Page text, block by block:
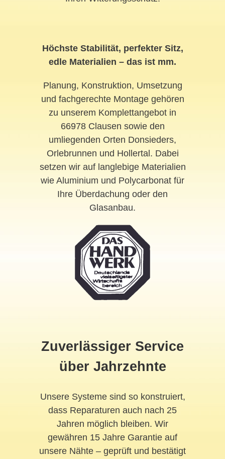
Höchste Stabilität, perfekter Sitz,
edle Materialien – das ist mm.
Planung, Konstruktion, Umsetzung
und fachgerechte Montage gehören
zu unserem Komplettangebot in
66978 Clausen sowie den
umliegenden Orten Donsieders,
Orlebrunnen und Hollertal. Dabei
setzen wir auf langlebige Materialien
wie Aluminium und Polycarbonat für
Ihre Überdachung oder den
Glasanbau.
Zuverlässiger Service
über Jahrzehnte
Unsere Systeme sind so konstruiert,
dass Reparaturen auch nach 25
Jahren möglich bleiben. Wir
gewähren 15 Jahre Garantie auf
unsere Nähte – geprüft und bestätigt